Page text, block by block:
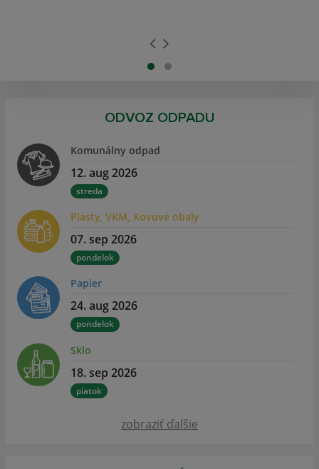
ODVOZ ODPADU
Komunálny odpad
12. aug 2026
streda
Plasty, VKM, Kovové obaly
07. sep 2026
pondelok
Papier
24. aug 2026
pondelok
Sklo
18. sep 2026
piatok
zobraziť ďalšie